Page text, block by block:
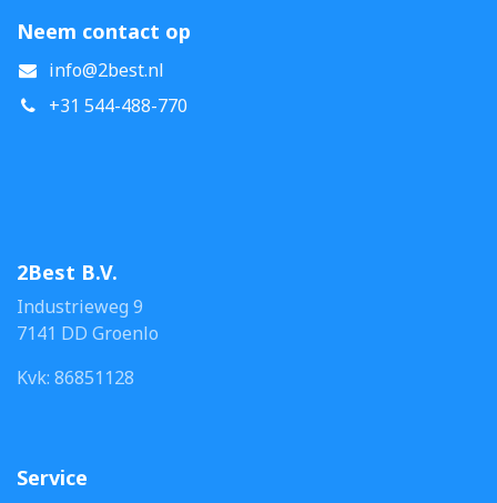
Neem contact op
info@2best.nl
+31 544-488-770
2Best B.V.
Industrieweg 9
7141 DD Groenlo
Kvk: 86851128
Service